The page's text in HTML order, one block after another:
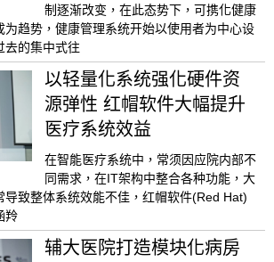
制逐渐改变，在此态势下，可携化健康
为趋势，健康管理系统开始以使用者为中心设
去的集中式往
以轻量化系统强化硬件资
源弹性 红帽软件大幅提升
医疗系统效益
在智能医疗系统中，常须因应院内部不
同需求，在IT架构中整合各种功能，大
导致整体系统效能不佳，红帽软件(Red Hat)
羚
辅大医院打造模块化病房